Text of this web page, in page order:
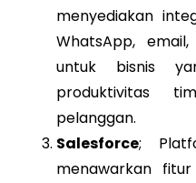
menyediakan
WhatsApp,
untuk bisnis
produktivitas
pelanggan.
Salesforce;
menawarkan